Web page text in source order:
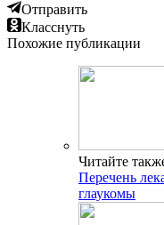
Отправить
Класснуть
Похожие публикации
Читайте
Перечень
глаукомы